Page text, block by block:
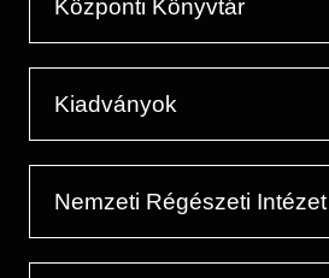
Központi Könyvtár
Kiadványok
Nemzeti Régészeti Intézet